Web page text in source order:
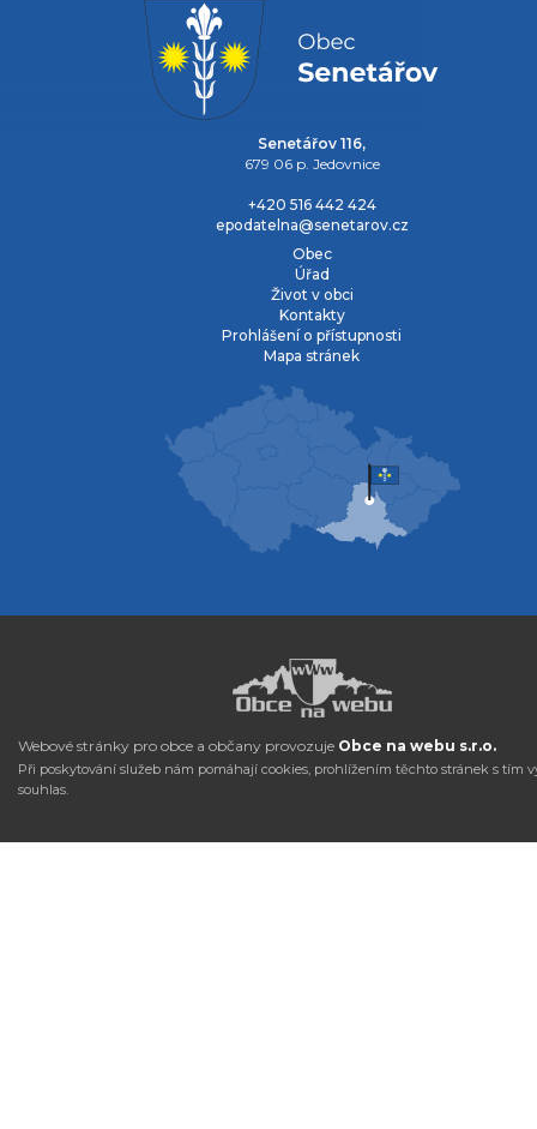
Senetářov 116,
679 06 p. Jedovnice
+420 516 442 424
epodatelna@senetarov.cz
Obec
Úřad
Život v obci
Kontakty
Prohlášení o přístupnosti
Mapa stránek
Webové stránky pro obce a občany provozuje Obce na webu s.r.o.
Při poskytování služeb nám pomáhají cookies, prohlížením těchto stránek s tím
souhlas.